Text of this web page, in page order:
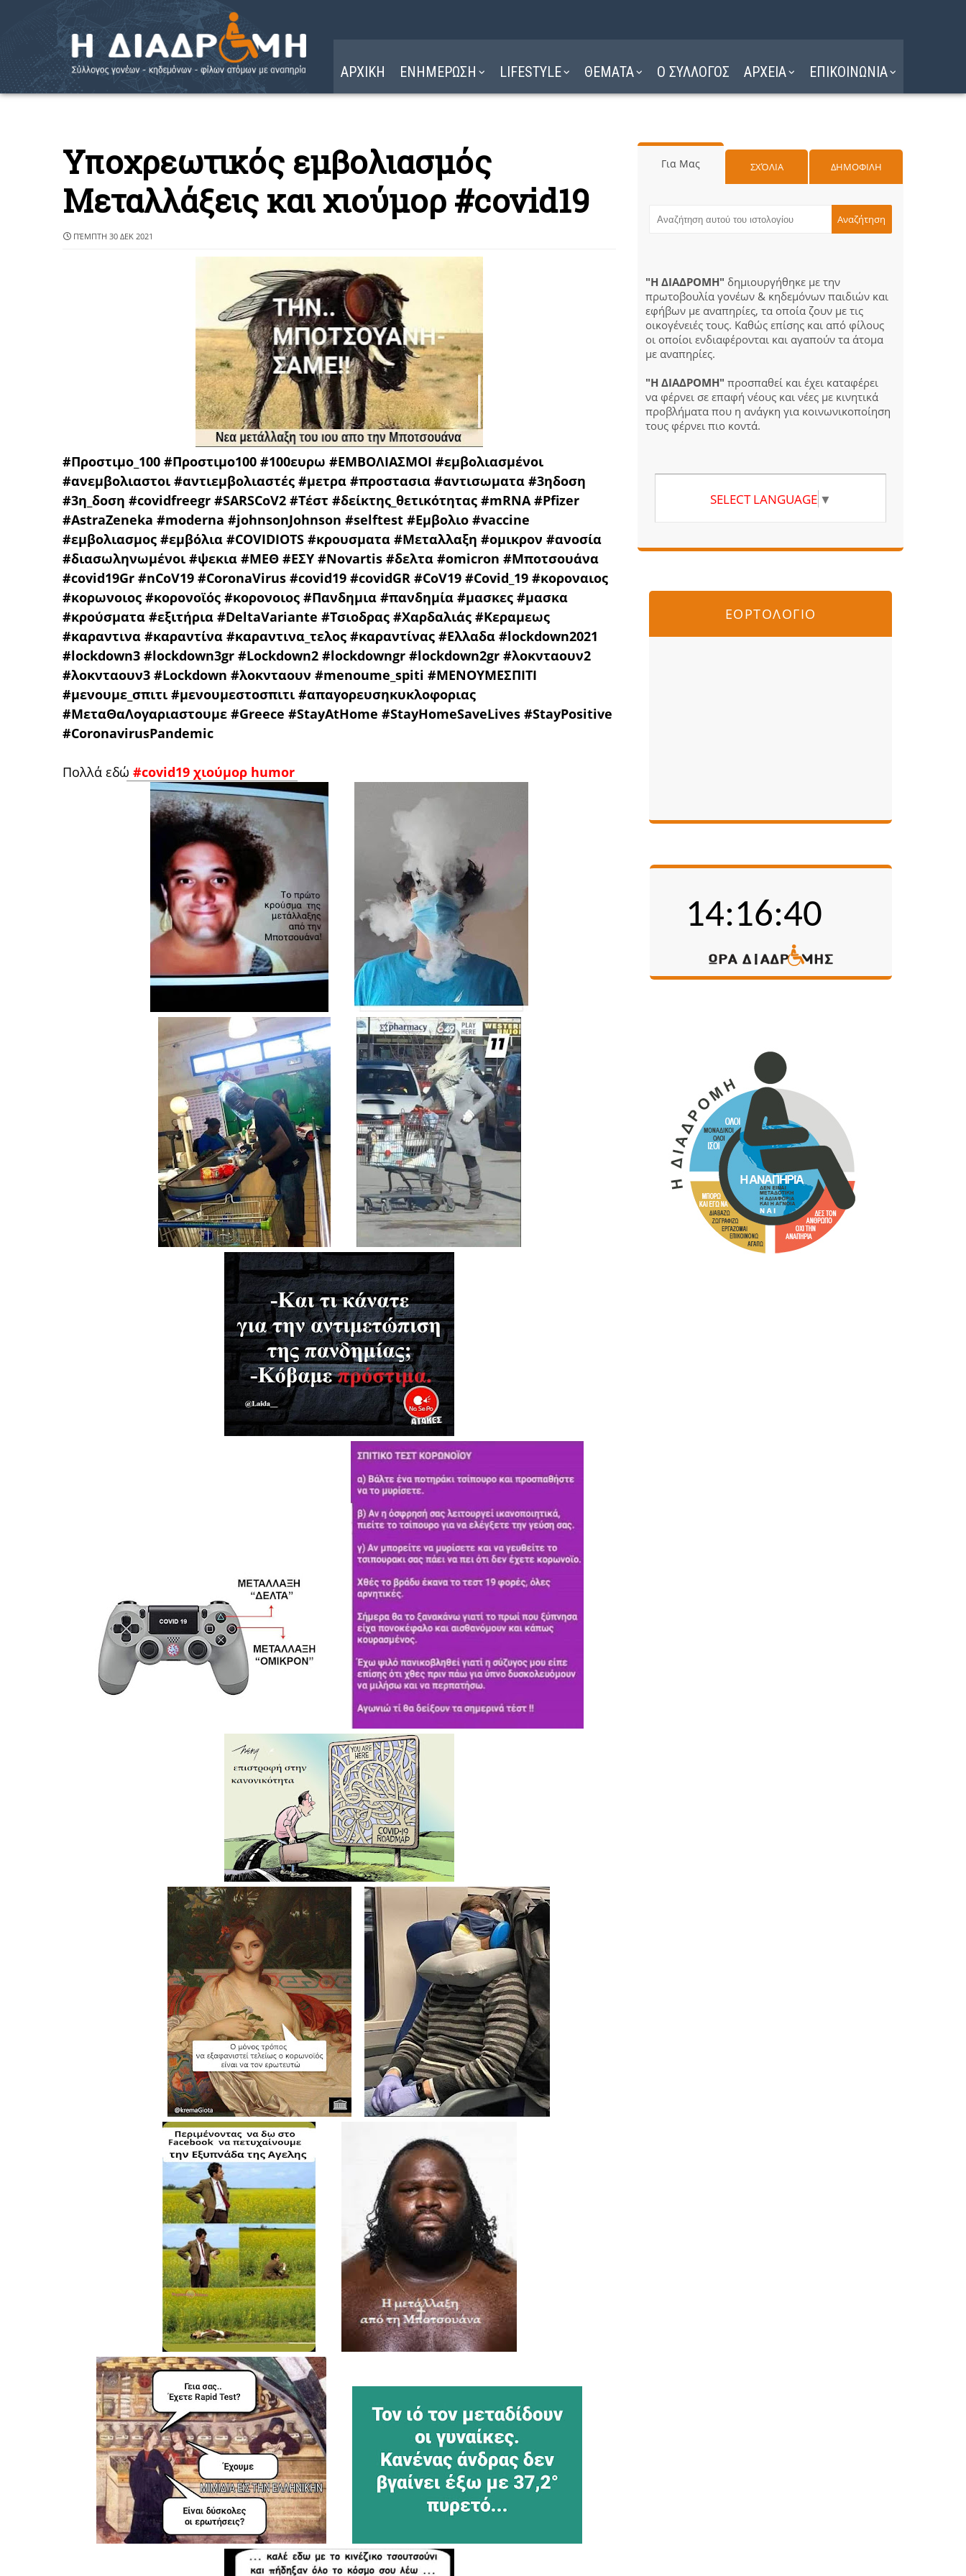
ΑΡΧΙΚΗ ΕΝΗΜΕΡΩΣΗ LIFESTYLE ΘΕΜΑΤΑ Ο ΣΥΛΛΟΓΟΣ ΑΡΧΕΙΑ ΕΠΙΚΟΙΝΩΝΙΑ
Υποχρεωτικός εμβολιασμός
Μεταλλάξεις και χιούμορ #covid19
ΠΈΜΠΤΗ 30 ΔΕΚ 2021
#Προστιμο_100 #Προστιμο100 #100ευρω #ΕΜΒΟΛΙΑΣΜΟΙ #εμβολιασμένοι
#ανεμβολιαστοι #αντιεμβολιαστές #μετρα #προστασια #αντισωματα #3ηδοση
#3η_δοση #covidfreegr #SARSCoV2 #Τέστ #δείκτης_θετικότητας #mRNA #Pfizer
#AstraZeneka #moderna #johnsonJohnson #selftest #Εμβολιο #vaccine
#εμβολιασμος #εμβόλια #COVIDIOTS #κρουσματα #Μεταλλαξη #ομικρον #ανοσία
#διασωληνωμένοι #ψεκια #ΜΕΘ #ΕΣΥ #Novartis #δελτα #omicron #Μποτσουάνα
#covid19Gr #nCoV19 #CoronaVirus #covid19 #covidGR #CoV19 #Covid_19 #κοροναιος
#κορωνοιος #κορονοϊός #κορονοιος #Πανδημια #πανδημία #μασκες #μασκα
#κρούσματα #εξιτήρια #DeltaVariante #Τσιοδρας #Χαρδαλιάς #Κεραμεως
#καραντινα #καραντίνα #καραντινα_τελος #καραντίνας #Ελλαδα #lockdown2021
#lockdown3 #lockdown3gr #Lockdown2 #lockdowngr #lockdown2gr #λοκνταουν2
#λοκνταουν3 #Lockdown #λοκνταουν #menoume_spiti #ΜΕΝΟΥΜΕΣΠΙΤΙ
#μενουμε_σπιτι #μενουμεστοσπιτι #απαγορευσηκυκλοφοριας
#ΜεταΘαΛογαριαστουμε #Greece #StayAtHome #StayHomeSaveLives #StayPositive
#CoronavirusPandemic
Πολλά εδώ #covid19 χιούμορ humor
Για Μας ΣΧΌΛΙΑ ΔΗΜΟΦΙΛΗ
"Η ΔΙΑΔΡΟΜΗ" δημιουργήθηκε με την
πρωτοβουλία γονέων & κηδεμόνων παιδιών και
εφήβων με αναπηρίες, τα οποία ζουν με τις
οικογένειές τους. Καθώς επίσης και από φίλους
οι οποίοι ενδιαφέρονται και αγαπούν τα άτομα
με αναπηρίες.
"Η ΔΙΑΔΡΟΜΗ" προσπαθεί και έχει καταφέρει
να φέρνει σε επαφή νέους και νέες με κινητικά
προβλήματα που η ανάγκη για κοινωνικοποίηση
τους φέρνει πιο κοντά.
SELECT LANGUAGE ▼
ΕΟΡΤΟΛΟΓΙΟ